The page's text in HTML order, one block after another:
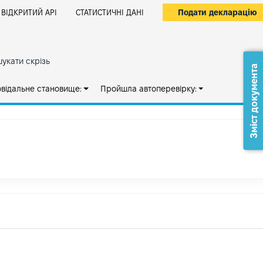
ВІДКРИТИЙ АРІ СТАТИСТИЧНІ ДАНІ Подати декларацію
скрізь
становище: Пройшла автоперевірку: Зміст документа